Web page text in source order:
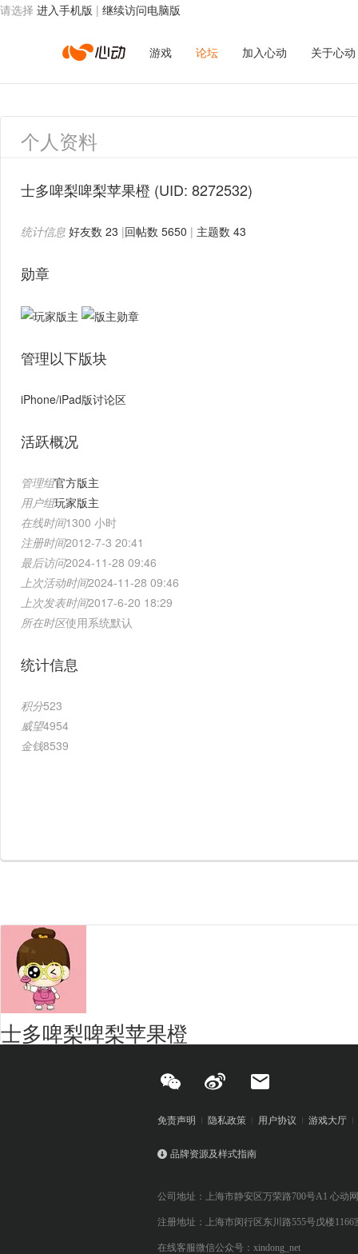
请选择 进入手机版 | 继续访问电脑版
心
动
络
游戏 论坛 加入心动 关于心动
个人资料
士多啤梨啤梨苹果橙 (UID: 8272532)
统计信息 好友数 23 |回帖数 5650 | 主题数 43
勋章
管理以下版块
iPhone/iPad版讨论区
活跃概况
管理组官方版主
用户组玩家版主
在线时间1300 小时
注册时间2012-7-3 20:41
最后访问2024-11-28 09:46
上次活动时间2024-11-28 09:46
上次发表时间2017-6-20 18:29
所在时区使用系统默认
统计信息
积分523
威望4954
金钱8539
士多啤梨啤梨苹果橙
免责声明 隐私政策 用户协议 游戏大厅
品牌资源及样式指南
公司地址：上海市静安区万荣路700号A1 心动
注册地址：上海市闵行区东川路555号戊楼1166
在线客服微信公众号：xindong_net